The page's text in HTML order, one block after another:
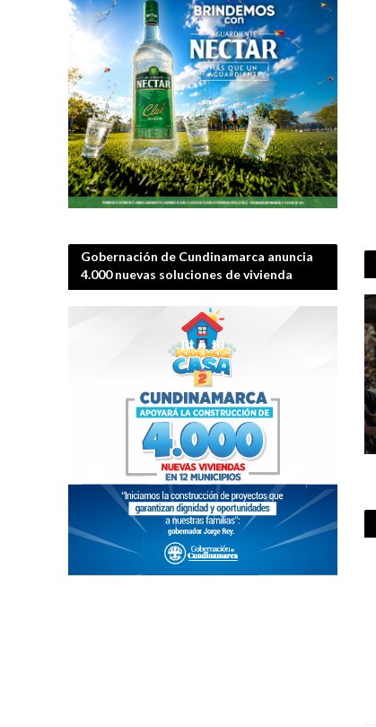
Gobernación de Cundinamarca anuncia
4.000 nuevas soluciones de vivienda